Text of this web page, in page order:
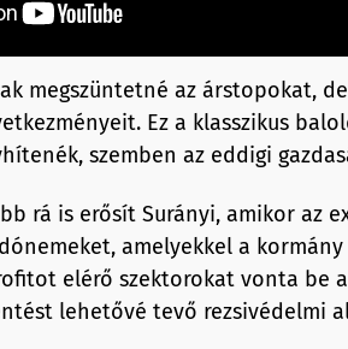
megszüntetné az árstopokat,
Ez a klasszikus
szemben az eddigi
rá is erősít Surányi, amikor az
amelyekkel a
elérő szektorokat vonta be
lehetővé tevő rezsivédelmi